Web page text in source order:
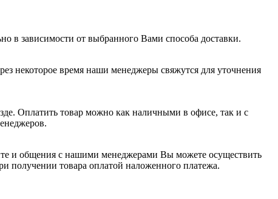
в зависимости от выбранного Вами способа доставки.
некоторое время наши менеджеры свяжутся для уточнения
Оплатить товар можно как наличными в офисе, так и с
и общения с нашими менеджерами Вы можете осуществить
получении товара оплатой наложенного платежа.